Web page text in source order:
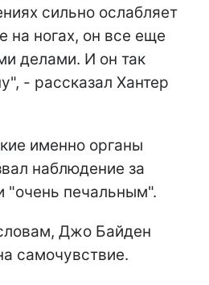
сильно ослабляет
на ногах, он все еще
делами. И он так
- рассказал Хантер
именно органы
наблюдение за
"очень печальным".
Джо Байден
самочувствие.